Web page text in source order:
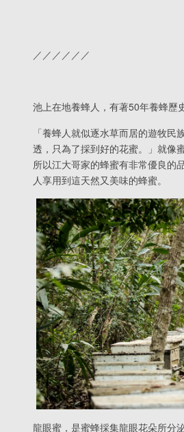
／／／／／／
池上在地養蜂人，有著50年養蜂歷
「養蜂人就似逐水草而居的遊牧
透，只為了採到好的花蜜。」就像
所以江大哥家的蜂蜜有非常優良的
人享用到這天然又美味的蜂蜜。
龍眼蜜，是蜜蜂採集龍眼花朵所分